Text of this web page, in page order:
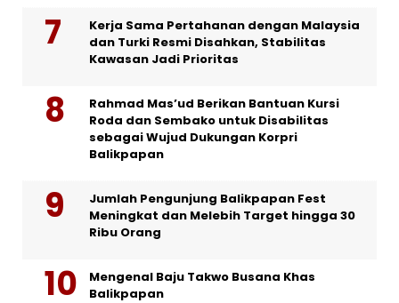
Kerja Sama Pertahanan dengan Malaysia
dan Turki Resmi Disahkan, Stabilitas
Kawasan Jadi Prioritas
Rahmad Mas’ud Berikan Bantuan Kursi
Roda dan Sembako untuk Disabilitas
sebagai Wujud Dukungan Korpri
Balikpapan
Jumlah Pengunjung Balikpapan Fest
Meningkat dan Melebih Target hingga 30
Ribu Orang
Mengenal Baju Takwo Busana Khas
Balikpapan